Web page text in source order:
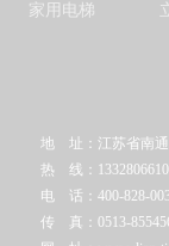
家用电梯
地 址：江苏省南通
热 线：
电 话：400-828-
传 真：0513-